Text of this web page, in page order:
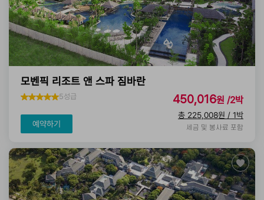
모벤픽 리조트 앤 스파 짐바란
5성급
예약하기
450,016원 /2박
총 225,008원 / 1박
세금 및 봉사료 포함